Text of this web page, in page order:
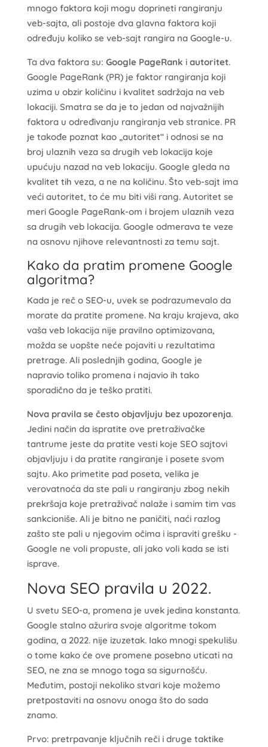
mnogo faktora koji mogu doprineti rangiranju
veb-sajta, ali postoje dva glavna faktora koji
određuju koliko se veb-sajt rangira na Google-u.
Ta dva faktora su: Google PageRank i autoritet.
Google PageRank (PR) je faktor rangiranja koji
uzima u obzir količinu i kvalitet sadržaja na veb
lokaciji. Smatra se da je to jedan od najvažnijih
faktora u određivanju rangiranja veb stranice. PR
je takođe poznat kao „autoritet“ i odnosi se na
broj ulaznih veza sa drugih veb lokacija koje
upućuju nazad na veb lokaciju. Google gleda na
kvalitet tih veza, a ne na količinu. Što veb-sajt ima
veći autoritet, to će mu biti viši rang. Autoritet se
meri Google PageRank-om i brojem ulaznih veza
sa drugih veb lokacija. Google odmerava te veze
na osnovu njihove relevantnosti za temu sajt.
Kako da pratim promene Google
algoritma?
Kada je reč o SEO-u, uvek se podrazumevalo da
morate da pratite promene. Na kraju krajeva, ako
vaša veb lokacija nije pravilno optimizovana,
možda se uopšte neće pojaviti u rezultatima
pretrage. Ali poslednjih godina, Google je
napravio toliko promena i najavio ih tako
sporadično da je teško pratiti.
Nova pravila se često objavljuju bez upozorenja.
Jedini način da ispratite ove pretraživačke
tantrume jeste da pratite vesti koje SEO sajtovi
objavljuju i da pratite rangiranje i posete svom
sajtu. Ako primetite pad poseta, velika je
verovatnoća da ste pali u rangiranju zbog nekih
prekršaja koje pretraživač nalaže i samim tim vas
sankcioniše. Ali je bitno ne paničiti, naći razlog
zašto ste pali u njegovim očima i ispraviti grešku -
Google ne voli propuste, ali jako voli kada se isti
isprave.
Nova SEO pravila u 2022.
U svetu SEO-a, promena je uvek jedina konstanta.
Google stalno ažurira svoje algoritme tokom
godina, a 2022. nije izuzetak. Iako mnogi spekulišu
o tome kako će ove promene posebno uticati na
SEO, ne zna se mnogo toga sa sigurnošću.
Međutim, postoji nekoliko stvari koje možemo
pretpostaviti na osnovu onoga što do sada
znamo.
Prvo: pretrpavanje ključnih reči i druge taktike